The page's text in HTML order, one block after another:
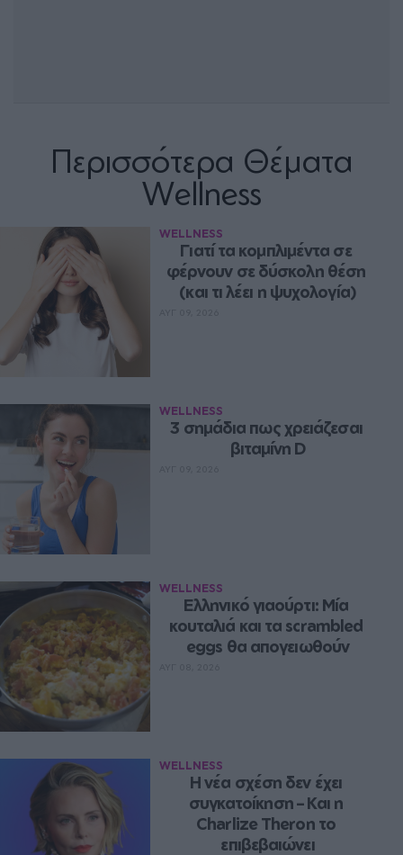
Περισσότερα Θέματα
Wellness
WELLNESS
Γιατί τα κομπλιμέντα σε
φέρνουν σε δύσκολη θέση
(και τι λέει η ψυχολογία)
WELLNESS
3 σημάδια πως χρειάζεσαι
βιταμίνη D
WELLNESS
Ελληνικό γιαούρτι: Μία
κουταλιά και τα scrambled
eggs θα απογειωθούν
WELLNESS
Η νέα σχέση δεν έχει
συγκατοίκηση – Και η
Charlize Theron το
επιβεβαιώνει